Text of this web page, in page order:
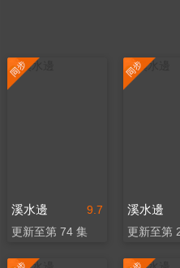
9.7
溪水邊
更新至第 74 集
溪水邊
更新至第